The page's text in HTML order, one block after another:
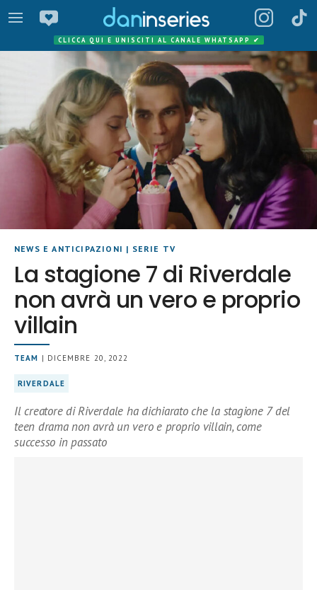
CLICCA QUI E UNISCITI AL CANALE WHATSAPP ✔
NEWS E ANTICIPAZIONI | SERIE TV
La stagione 7 di Riverdale
non avrà un vero e proprio
villain
TEAM | DICEMBRE 20, 2022
RIVERDALE
Il creatore di Riverdale ha dichiarato che la stagione 7 del
teen drama non avrà un vero e proprio villain, come
successo in passato